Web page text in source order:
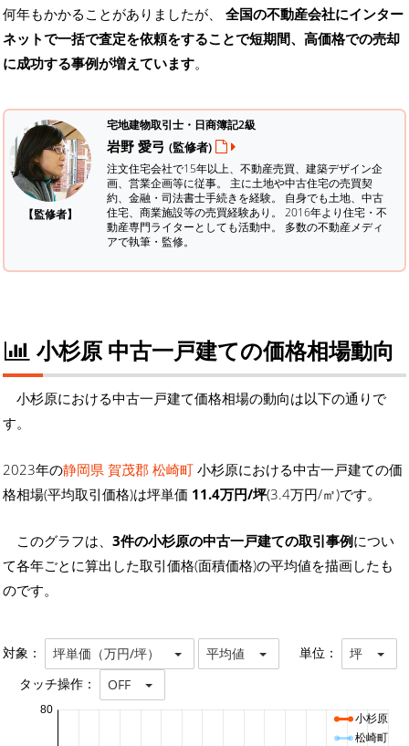
何年もかかることがありましたが、 全国の不動産会社にインター
ネットで一括で査定を依頼をすることで短期間、高価格での売却
に成功する事例が増えています。
【監修者】
宅地建物取引士・日商簿記2級
岩野 愛弓 (監修者)
注文住宅会社で15年以上、不動産売買、建築デザイン企
画、営業企画等に従事。 主に土地や中古住宅の売買契
約、金融・司法書士手続きを経験。 自身でも土地、中古
住宅、商業施設等の売買経験あり。 2016年より住宅・不
動産専門ライターとしても活動中。 多数の不動産メディ
アで執筆・監修。
小杉原 中古一戸建ての価格相場動向
小杉原における中古一戸建て価格相場の動向は以下の通りで
す。
2023年の静岡県 賀茂郡 松崎町 小杉原における中古一戸建ての価
格相場(平均取引価格)は坪単価 11.4万円/坪(3.4万円/㎡)です。
このグラフは、 3件の小杉原の中古一戸建ての取引事例につい
て各年ごとに算出した取引価格(面積価格)の平均値を描画したも
のです。
対象： 坪単価（万円/坪） 平均値 単位： 坪
タッチ操作： OFF
80
小杉原
松崎町